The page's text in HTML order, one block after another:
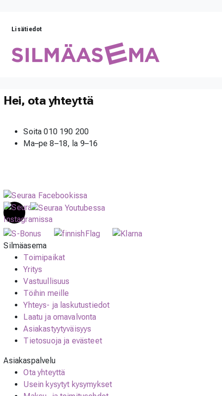
Lisätiedot
Hei, ota yhteyttä
Soita 010 190 200
Ma–pe 8–18, la 9–16
Silmäasema
Toimipaikat
Yritys
Vastuullisuus
Töihin meille
Yhteys- ja laskutustiedot
Laatu ja omavalvonta
Asiakastyytyväisyys
Tietosuoja ja evästeet
Asiakaspalvelu
Ota yhteyttä
Usein kysytyt kysymykset